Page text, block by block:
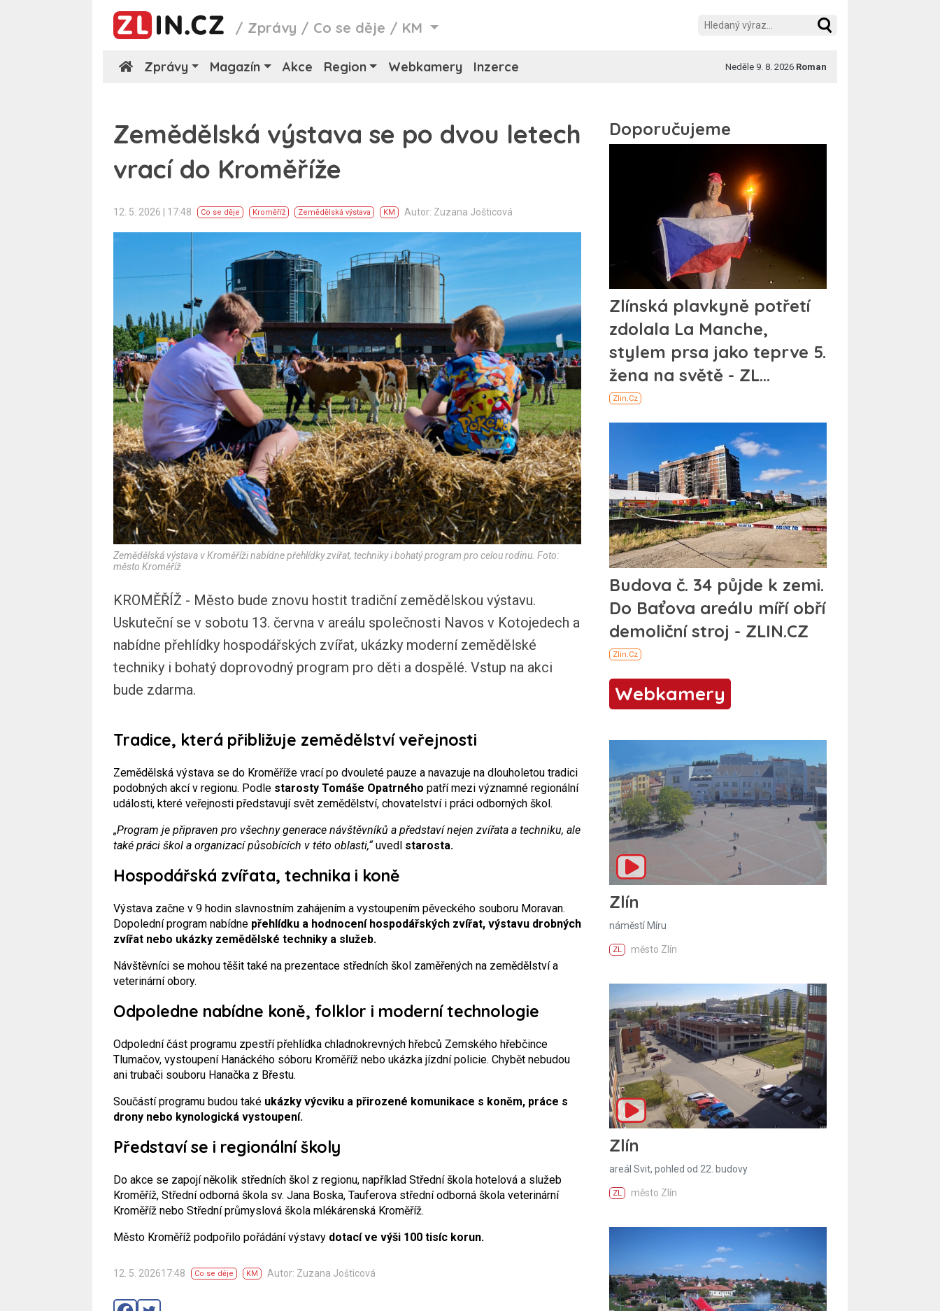
/ Zprávy / Co se děje / KM
Zprávy Magazín Akce Region Webkamery Inzerce Neděle 9. 8. 2026 Roman
Zemědělská výstava se po dvou letech
vrací do Kroměříže
12. 5. 2026 | 17:48 Co se děje Kroměříž Zemědělská výstava KM Autor: Zuzana Jošticová
Zemědělská výstava v Kroměříži nabídne přehlídky zvířat, techniky i bohatý program pro celou rodinu. Foto:
město Kroměříž
KROMĚŘÍŽ - Město bude znovu hostit tradiční zemědělskou výstavu.
Uskuteční se v sobotu 13. června v areálu společnosti Navos v Kotojedech a
nabídne přehlídky hospodářských zvířat, ukázky moderní zemědělské
techniky i bohatý doprovodný program pro děti a dospělé. Vstup na akci
bude zdarma.
Tradice, která přibližuje zemědělství veřejnosti
Zemědělská výstava se do Kroměříže vrací po dvouleté pauze a navazuje na dlouholetou tradici
podobných akcí v regionu. Podle starosty Tomáše Opatrného patří mezi významné regionální
události, které veřejnosti představují svět zemědělství, chovatelství i práci odborných škol.
„Program je připraven pro všechny generace návštěvníků a představí nejen zvířata a techniku, ale
také práci škol a organizací působících v této oblasti,“uvedl starosta.
Hospodářská zvířata, technika i koně
Výstava začne v 9 hodin slavnostním zahájením a vystoupením pěveckého souboru Moravan.
Dopolední program nabídne přehlídku a hodnocení hospodářských zvířat, výstavu drobných
zvířat nebo ukázky zemědělské techniky a služeb.
Návštěvníci se mohou těšit také na prezentace středních škol zaměřených na zemědělství a
veterinární obory.
Odpoledne nabídne koně, folklor i moderní technologie
Odpolední část programu zpestří přehlídka chladnokrevných hřebců Zemského hřebčince
Tlumačov, vystoupení Hanáckého sóboru Kroměříž nebo ukázka jízdní policie. Chybět nebudou
ani trubači souboru Hanačka z Břestu.
Součástí programu budou také ukázky výcviku a přirozené komunikace s koněm, práce s
drony nebo kynologická vystoupení.
Představí se i regionální školy
Do akce se zapojí několik středních škol z regionu, například Střední škola hotelová a služeb
Kroměříž, Střední odborná škola sv. Jana Boska, Tauferova střední odborná škola veterinární
Kroměříž nebo Střední průmyslová škola mlékárenská Kroměříž.
Město Kroměříž podpořilo pořádání výstavy dotací ve výši 100 tisíc korun.
12. 5. 202617:48 Co se děje KM Autor: Zuzana Jošticová
Webkamery
Zlín
náměstí Míru
ZL město Zlín
Zlín
areál Svit, pohled od 22. budovy
ZL město Zlín